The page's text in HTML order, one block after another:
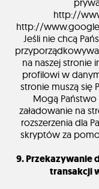
http://
http://
Jeśli nie chcą
na naszej stronie
profilowi w
stronie muszą się
Mogą
załadowanie na
rozszerzenia dla
skryptów za
9. Przekazywanie
transakcji